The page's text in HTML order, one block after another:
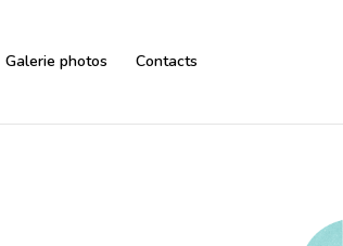
Galerie photos Contacts